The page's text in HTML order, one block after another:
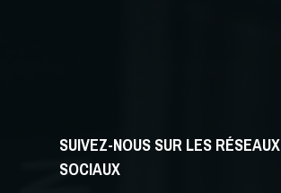
SUIVEZ-NOUS SUR LES RÉSEAUX
SOCIAUX